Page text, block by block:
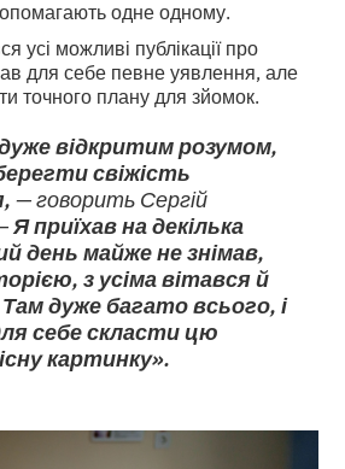
одне одному.
усі можливі публікації про
для себе певне уявлення, але
точного плану для зйомок.
відкритим розумом,
свіжість
— говорить Сергій
Я приїхав на декілька
день майже не знімав,
з усіма вітався й
дуже багато всього, і
себе скласти цю
картинку».